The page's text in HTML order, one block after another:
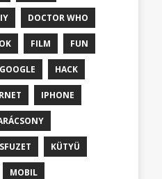
DOCTOR WHO
FILM FUN
GOOGLE HACK
IPHONE
KÜTYÜ
MOBIL